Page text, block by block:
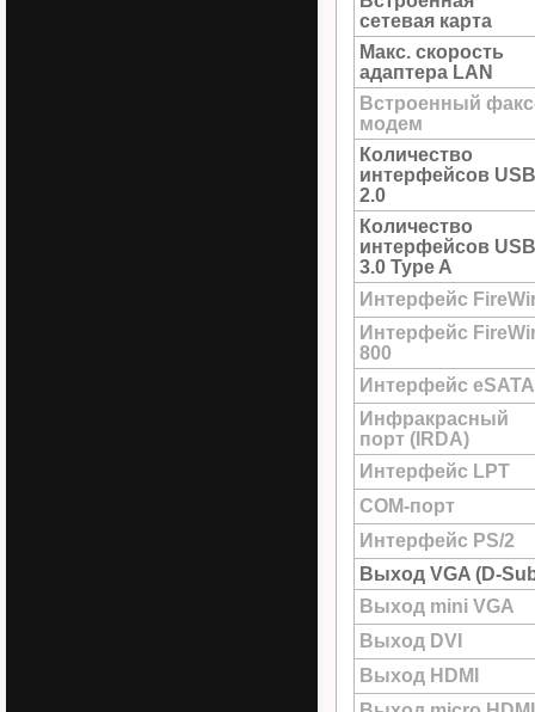
сетевая карта
Макс. скорость
адаптера LAN
Встроенный
модем
Количество
интерфейсов USB
2.0
Количество
интерфейсов USB
3.0 Type A
Интерфейс
Интерфейс
800
Интерфейс eSATA
Инфракрасный
порт (IRDA)
Интерфейс LPT
COM-порт
Интерфейс PS/2
Выход VGA (D-
Выход mini VGA
Выход DVI
Выход HDMI